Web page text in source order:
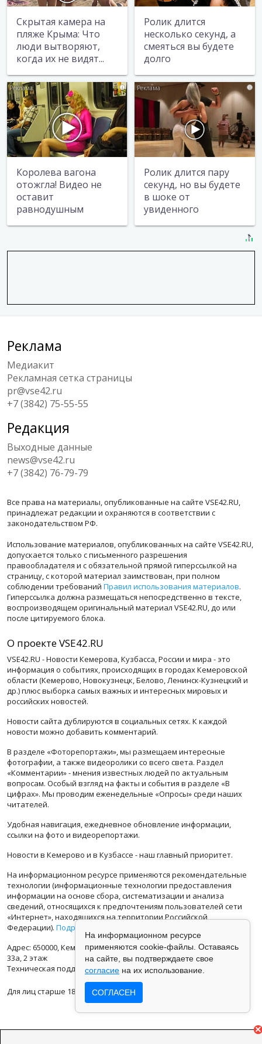
Скрытая камера на
пляже Крыма: Что
люди вытворяют,
когда их не видят...
Ролик длится
несколько секунд, а
смеяться вы будете
долго
i
Королева вагона
отожгла! Видео не
оставит
равнодушным
i
Ролик длится пару
секунд, но вы будете
в шоке от
увиденного
Реклама
Медиакит
Рекламная сетка страницы
pr@vse42.ru
+7 (3842) 75-55-55
Редакция
Выходные данные
news@vse42.ru
+7 (3842) 76-79-79
Все права на материалы, опубликованные на сайте VSE42.RU,
принадлежат редакции и охраняются в соответствии с
законодательством РФ.
Использование материалов, опубликованных на сайте VSE42.RU,
допускается только с письменного разрешения
правообладателя и с обязательной прямой гиперссылкой на
страницу, с которой материал заимствован, при полном
соблюдении требований Правил использования материалов.
Гиперссылка должна размещаться непосредственно в тексте,
воспроизводящем оригинальный материал VSE42.RU, до или
после цитируемого блока.
О проекте VSE42.RU
VSE42.RU - Новости Кемерова, Кузбасса, России и мира - это
информация о событиях, происходящих в городах Кемеровской
области (Кемерово, Новокузнецк, Белово, Ленинск-Кузнецкий и
др.) плюс выборка самых важных и интересных мировых и
российских новостей.
Новости сайта дублируются в социальных сетях. К каждой
новости можно добавить комментарий.
В разделе «Фоторепортажи», мы размещаем интересные
фотографии, а также видеоролики со всего света. Раздел
«Комментарии» - мнения известных людей по актуальным
вопросам. Особый взгляд на факты и события в разделе «В
цифрах». Мы проводим еженедельные «Опросы» среди наших
читателей.
Удобная навигация, ежедневное обновление информации,
ссылки на фото и видеорепортажи.
Новости в Кемерово и в Кузбассе - наш главный приоритет.
На информационном ресурсе применяются рекомендательные
технологии (информационные технологии предоставления
информации на основе сбора, систематизации и анализа
сведений, относящихся к предпочтениям пользователей сети
«Интернет», находящихся на территории Российской
Федерации). Подробная информация
Адрес: 650000, Кемеровская Область, г.Кемерово, ул.Кузбасская
33а, 2 этаж
Техническая поддержка: support@vse42.ru
Для лиц старше 18 лет.
На информационном ресурсе
применяются cookie-файлы. Оставаясь
на сайте, вы подтверждаете свое
согласие на их использование.
СОГЛАСЕН